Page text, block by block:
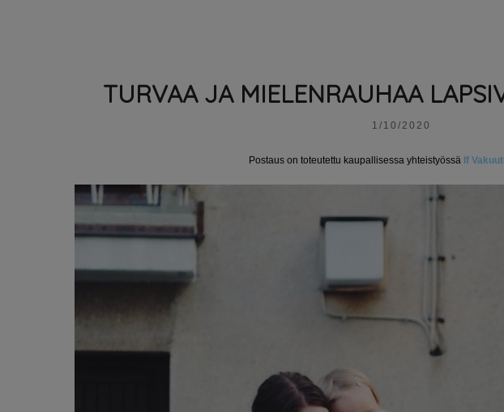
TURVAA JA MIELENRAUHAA
1/10/2020
Postaus on toteutettu kaupallisessa yhteistyössä If